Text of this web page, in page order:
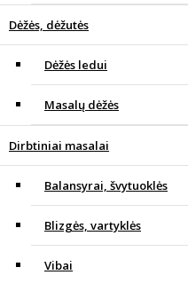
Dėžės, dėžutės
Dėžės ledui
Masalų dėžės
Dirbtiniai masalai
Balansyrai, švytuoklės
Blizgės, vartyklės
Vibai